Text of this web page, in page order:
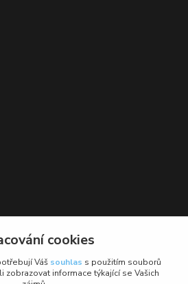
cookies
Váš souhlas s použitím souborů
zobrazovat informace týkající se Vašich